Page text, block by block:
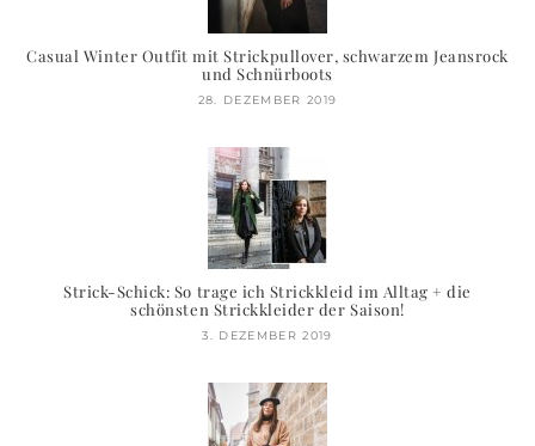
Casual Winter Outfit mit Strickpullover, schwarzem Jeansrock
und Schnürboots
28. DEZEMBER 2019
Strick-Schick: So trage ich Strickkleid im Alltag + die
schönsten Strickkleider der Saison!
3. DEZEMBER 2019